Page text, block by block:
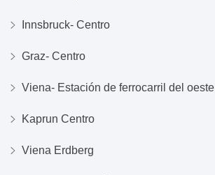
Innsbruck- Centro
Graz- Centro
Viena- Estación de ferrocarril del oeste
Kaprun Centro
Viena Erdberg